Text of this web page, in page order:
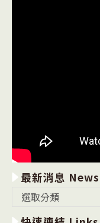
最新消息 News
選取分類